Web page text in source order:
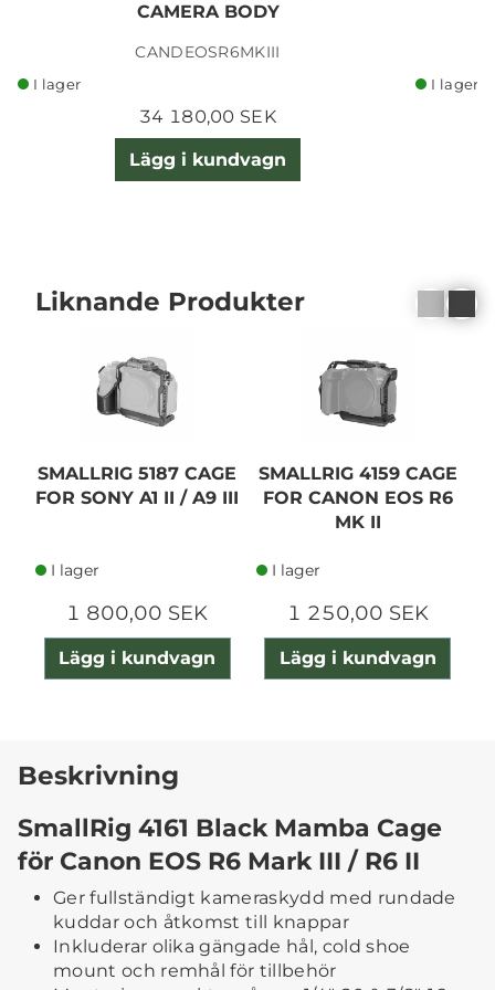
CAMERA BODY
CANDEOSR6MKIII
I lager
34 180,00 SEK
Lägg i kundvagn
I lager
Liknande Produkter
SMALLRIG 5187 CAGE
FOR SONY A1 II / A9 III
I lager
1 800,00 SEK
Lägg i kundvagn
SMALLRIG 4159 CAGE
FOR CANON EOS R6
MK II
I lager
1 250,00 SEK
Lägg i kundvagn
Beskrivning
SmallRig 4161 Black Mamba Cage
för Canon EOS R6 Mark III / R6 II
Ger fullständigt kameraskydd med rundade
kuddar och åtkomst till knappar
Inkluderar olika gängade hål, cold shoe
mount och remhål för tillbehör